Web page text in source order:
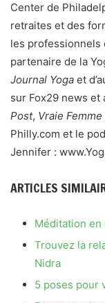
Center de
retraites et des
les professionnels
partenaire de la
Journal Yoga et
sur Fox29 news et
Post, Vraie Femme
Philly.com et le
Jennifer :
ARTICLES
Méditation en
Trouvez la
Nidra
5 poses pour